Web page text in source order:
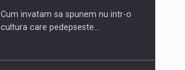
Cum invatam sa spunem nu intr-o
cultura care pedepseste…